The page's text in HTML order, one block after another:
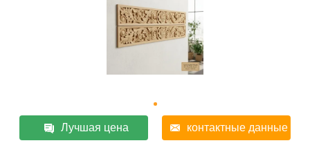
Лучшая цена контактные данные